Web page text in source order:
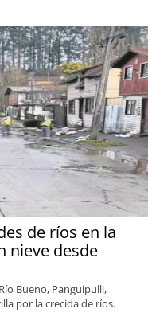
de ríos en la
nieve desde
Bueno, Panguipulli,
por la crecida de ríos.